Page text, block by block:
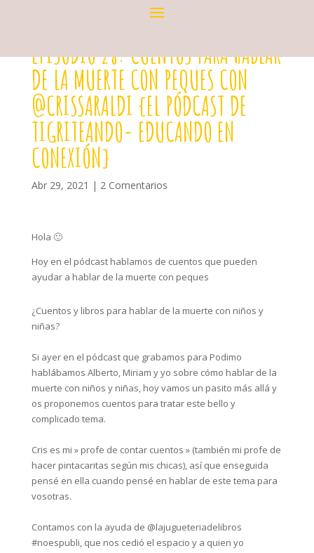
EPISODIO 28: CUENTOS PARA HABLAR
DE LA MUERTE CON PEQUES CON
@CRISSARALDI {EL PÓDCAST DE
TIGRITEANDO- EDUCANDO EN
CONEXIÓN}
Abr 29, 2021 | 2 Comentarios
Hola 🙂
Hoy en el pódcast hablamos de cuentos que pueden
ayudar a hablar de la muerte con peques
¿Cuentos y libros para hablar de la muerte con niños y
niñas?⁣
Si ayer en el pódcast que grabamos para Podimo
hablábamos Alberto, Miriam y yo sobre cómo hablar de la
muerte con niños y niñas, hoy vamos un pasito más allá y
os proponemos cuentos para tratar este bello y
complicado tema.⁣
Cris es mi » profe de contar cuentos » (también mi profe de
hacer pintacaritas según mis chicas), así que enseguida
pensé en ella cuando pensé en hablar de este tema para
vosotras.⁣
Contamos con la ayuda de @lajugueteriadelibros
#noespubli, que nos cedió el espacio y a quien yo